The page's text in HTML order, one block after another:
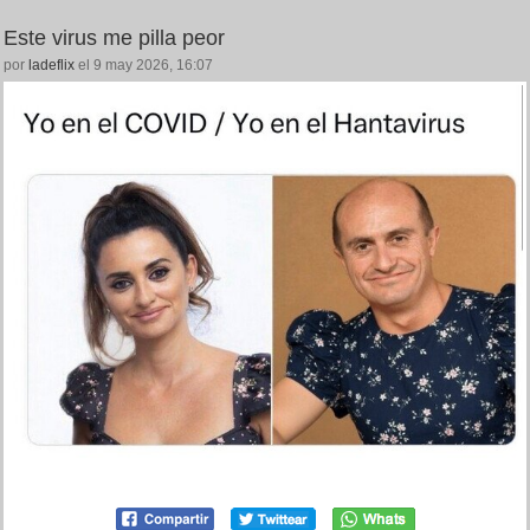
Este virus me pilla peor
por ladeflix el 9 may 2026, 16:07